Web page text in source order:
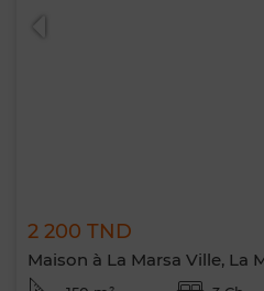
2 200 TND
Maison à La Marsa Ville, La